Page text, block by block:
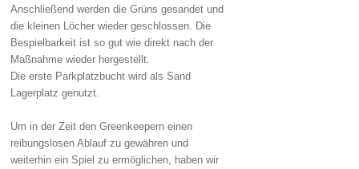
Anschließend werden die Grüns gesandet und
die kleinen Löcher wieder geschlossen. Die
Bespielbarkeit ist so gut wie direkt nach der
Maßnahme wieder hergestellt.
Die erste Parkplatzbucht wird als Sand
Lagerplatz genutzt.
Um in der Zeit den Greenkeepern einen
reibungslosen Ablauf zu gewähren und
weiterhin ein Spiel zu ermöglichen, haben wir